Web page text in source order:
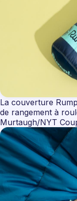
La couverture
de rangement à
Murtaugh/NYT